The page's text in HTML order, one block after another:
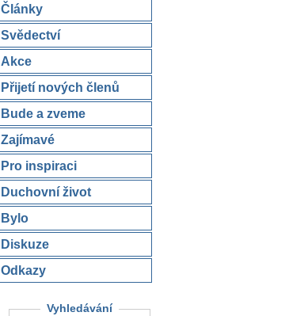
Články
Svědectví
Akce
Přijetí nových členů
Bude a zveme
Zajímavé
Pro inspiraci
Duchovní život
Bylo
Diskuze
Odkazy
Vyhledávání